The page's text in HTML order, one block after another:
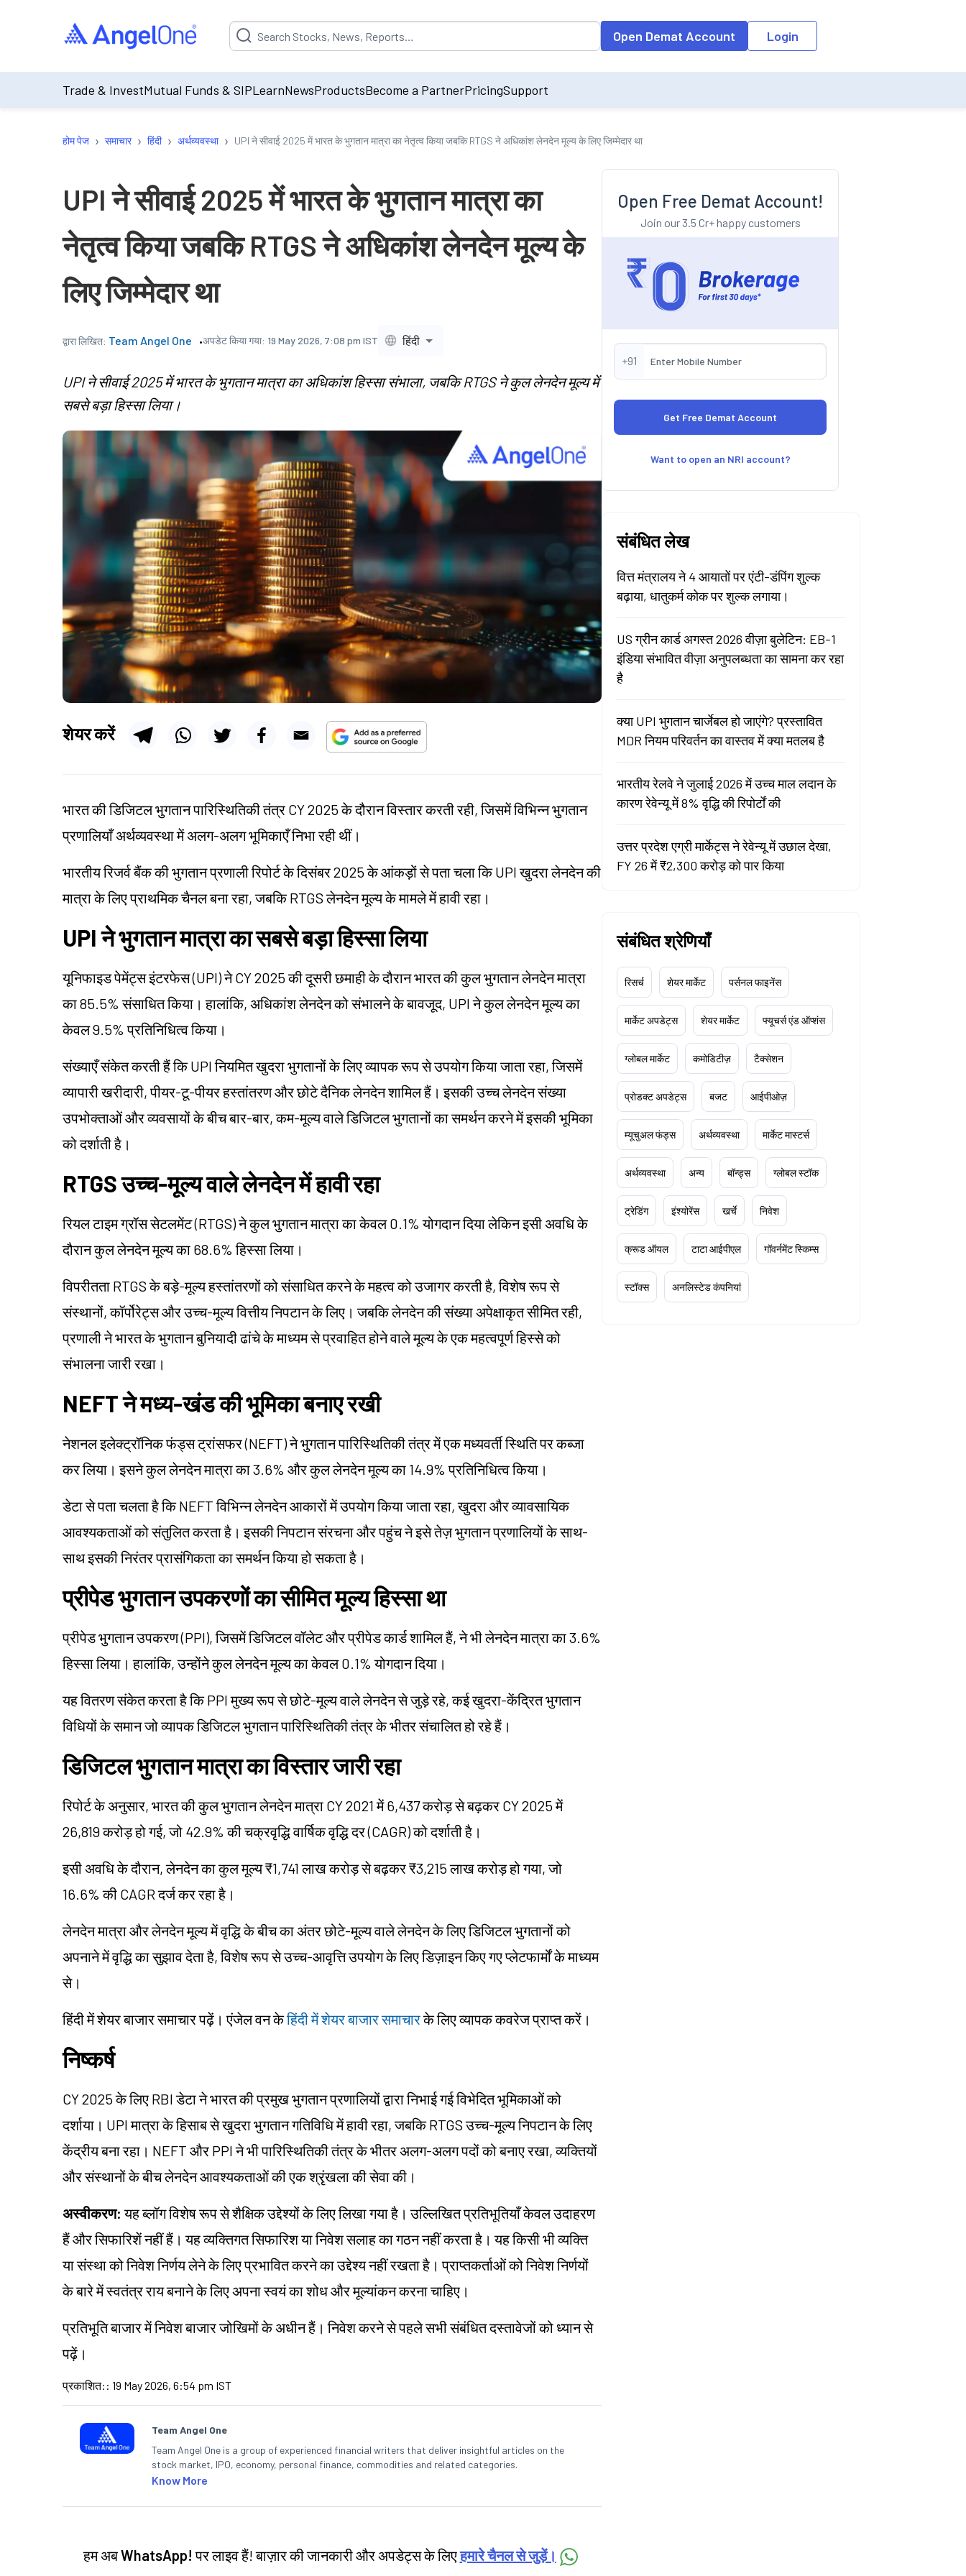
Suggestion will be populated by default on accessing the input field. On entering data into the input field, the suggestion list will be updated as per the
Open Demat Account Login
Trade & InvestMutual Funds & SIPLearnNewsProductsBecome a PartnerPricingSupport
होम पेज › समाचार › हिंदी › अर्थव्यवस्था › UPI ने सीवाई 2025 में भारत के भुगतान मात्रा का नेतृत्व किया जबकि RTGS ने अधिकांश लेनदेन मूल्य के लिए जिम्मेदार था
UPI ने सीवाई 2025 में भारत के भुगतान मात्रा का
नेतृत्व किया जबकि RTGS ने अधिकांश लेनदेन मूल्य के
लिए जिम्मेदार था
द्वारा लिखित: Team Angel One अपडेट किया गया: 19 May 2026, 7:08 pm IST हिंदी
UPI ने सीवाई 2025 में भारत के भुगतान मात्रा का अधिकांश हिस्सा संभाला, जबकि RTGS ने कुल लेनदेन मूल्य में
सबसे बड़ा हिस्सा लिया।
शेयर करें
भारत की डिजिटल भुगतान पारिस्थितिकी तंत्र CY 2025 के दौरान विस्तार करती रही, जिसमें विभिन्न भुगतान
प्रणालियाँ अर्थव्यवस्था में अलग-अलग भूमिकाएँ निभा रही थीं।
भारतीय रिजर्व बैंक की भुगतान प्रणाली रिपोर्ट के दिसंबर 2025 के आंकड़ों से पता चला कि UPI खुदरा लेनदेन की
मात्रा के लिए प्राथमिक चैनल बना रहा, जबकि RTGS लेनदेन मूल्य के मामले में हावी रहा।
UPI ने भुगतान मात्रा का सबसे बड़ा हिस्सा लिया
यूनिफाइड पेमेंट्स इंटरफेस (UPI) ने CY 2025 की दूसरी छमाही के दौरान भारत की कुल भुगतान लेनदेन मात्रा
का 85.5% संसाधित किया। हालांकि, अधिकांश लेनदेन को संभालने के बावजूद, UPI ने कुल लेनदेन मूल्य का
केवल 9.5% प्रतिनिधित्व किया।
संख्याएँ संकेत करती हैं कि UPI नियमित खुदरा भुगतानों के लिए व्यापक रूप से उपयोग किया जाता रहा, जिसमें
व्यापारी खरीदारी, पीयर-टू-पीयर हस्तांतरण और छोटे दैनिक लेनदेन शामिल हैं। इसकी उच्च लेनदेन संख्या
उपभोक्ताओं और व्यवसायों के बीच बार-बार, कम-मूल्य वाले डिजिटल भुगतानों का समर्थन करने में इसकी भूमिका
को दर्शाती है।
RTGS उच्च-मूल्य वाले लेनदेन में हावी रहा
रियल टाइम ग्रॉस सेटलमेंट (RTGS) ने कुल भुगतान मात्रा का केवल 0.1% योगदान दिया लेकिन इसी अवधि के
दौरान कुल लेनदेन मूल्य का 68.6% हिस्सा लिया।
विपरीतता RTGS के बड़े-मूल्य हस्तांतरणों को संसाधित करने के महत्व को उजागर करती है, विशेष रूप से
संस्थानों, कॉर्पोरेट्स और उच्च-मूल्य वित्तीय निपटान के लिए। जबकि लेनदेन की संख्या अपेक्षाकृत सीमित रही,
प्रणाली ने भारत के भुगतान बुनियादी ढांचे के माध्यम से प्रवाहित होने वाले मूल्य के एक महत्वपूर्ण हिस्से को
संभालना जारी रखा।
NEFT ने मध्य-खंड की भूमिका बनाए रखी
नेशनल इलेक्ट्रॉनिक फंड्स ट्रांसफर (NEFT) ने भुगतान पारिस्थितिकी तंत्र में एक मध्यवर्ती स्थिति पर कब्जा
कर लिया। इसने कुल लेनदेन मात्रा का 3.6% और कुल लेनदेन मूल्य का 14.9% प्रतिनिधित्व किया।
डेटा से पता चलता है कि NEFT विभिन्न लेनदेन आकारों में उपयोग किया जाता रहा, खुदरा और व्यावसायिक
आवश्यकताओं को संतुलित करता है। इसकी निपटान संरचना और पहुंच ने इसे तेज़ भुगतान प्रणालियों के साथ-
साथ इसकी निरंतर प्रासंगिकता का समर्थन किया हो सकता है।
प्रीपेड भुगतान उपकरणों का सीमित मूल्य हिस्सा था
प्रीपेड भुगतान उपकरण (PPI), जिसमें डिजिटल वॉलेट और प्रीपेड कार्ड शामिल हैं, ने भी लेनदेन मात्रा का 3.6%
हिस्सा लिया। हालांकि, उन्होंने कुल लेनदेन मूल्य का केवल 0.1% योगदान दिया।
यह वितरण संकेत करता है कि PPI मुख्य रूप से छोटे-मूल्य वाले लेनदेन से जुड़े रहे, कई खुदरा-केंद्रित भुगतान
विधियों के समान जो व्यापक डिजिटल भुगतान पारिस्थितिकी तंत्र के भीतर संचालित हो रहे हैं।
डिजिटल भुगतान मात्रा का विस्तार जारी रहा
रिपोर्ट के अनुसार, भारत की कुल भुगतान लेनदेन मात्रा CY 2021 में 6,437 करोड़ से बढ़कर CY 2025 में
26,819 करोड़ हो गई, जो 42.9% की चक्रवृद्धि वार्षिक वृद्धि दर (CAGR) को दर्शाती है।
इसी अवधि के दौरान, लेनदेन का कुल मूल्य ₹1,741 लाख करोड़ से बढ़कर ₹3,215 लाख करोड़ हो गया, जो
16.6% की CAGR दर्ज कर रहा है।
लेनदेन मात्रा और लेनदेन मूल्य में वृद्धि के बीच का अंतर छोटे-मूल्य वाले लेनदेन के लिए डिजिटल भुगतानों को
अपनाने में वृद्धि का सुझाव देता है, विशेष रूप से उच्च-आवृत्ति उपयोग के लिए डिज़ाइन किए गए प्लेटफार्मों के माध्यम
से।
हिंदी में शेयर बाजार समाचार पढ़ें। एंजेल वन केहिंदी में शेयर बाजार समाचारके लिए व्यापक कवरेज प्राप्त करें।
निष्कर्ष
CY 2025 के लिए RBI डेटा ने भारत की प्रमुख भुगतान प्रणालियों द्वारा निभाई गई विभेदित भूमिकाओं को
दर्शाया। UPI मात्रा के हिसाब से खुदरा भुगतान गतिविधि में हावी रहा, जबकि RTGS उच्च-मूल्य निपटान के लिए
केंद्रीय बना रहा। NEFT और PPI ने भी पारिस्थितिकी तंत्र के भीतर अलग-अलग पदों को बनाए रखा, व्यक्तियों
और संस्थानों के बीच लेनदेन आवश्यकताओं की एक श्रृंखला की सेवा की।
अस्वीकरण:यह ब्लॉग विशेष रूप से शैक्षिक उद्देश्यों के लिए लिखा गया है। उल्लिखित प्रतिभूतियाँ केवल उदाहरण
हैं और सिफारिशें नहीं हैं। यह व्यक्तिगत सिफारिश या निवेश सलाह का गठन नहीं करता है। यह किसी भी व्यक्ति
या संस्था को निवेश निर्णय लेने के लिए प्रभावित करने का उद्देश्य नहीं रखता है। प्राप्तकर्ताओं को निवेश निर्णयों
के बारे में स्वतंत्र राय बनाने के लिए अपना स्वयं का शोध और मूल्यांकन करना चाहिए।
प्रतिभूति बाजार में निवेश बाजार जोखिमों के अधीन हैं। निवेश करने से पहले सभी संबंधित दस्तावेजों को ध्यान से
पढ़ें।
प्रकाशित: : 19 May 2026, 6:54 pm IST
Team Angel One
Team Angel One is a group of experienced financial writers that deliver insightful articles on the
stock market, IPO, economy, personal finance, commodities and related categories.
Know More
हम अबWhatsApp! पर लाइव हैं! बाज़ार की जानकारी और अपडेट्स के लिएहमारे चैनल से जुड़ें।
Open Free Demat Account!
Join our 3.5 Cr+ happy customers
+91
Want to open an NRI account?
संबंधित लेख
वित्त मंत्रालय ने 4 आयातों पर एंटी-डंपिंग शुल्क
बढ़ाया, धातुकर्म कोक पर शुल्क लगाया।
US ग्रीन कार्ड अगस्त 2026 वीज़ा बुलेटिन: EB-1
इंडिया संभावित वीज़ा अनुपलब्धता का सामना कर रहा
है
क्या UPI भुगतान चार्जेबल हो जाएंगे? प्रस्तावित
MDR नियम परिवर्तन का वास्तव में क्या मतलब है
भारतीय रेलवे ने जुलाई 2026 में उच्च माल लदान के
कारण रेवेन्यू में 8% वृद्धि की रिपोर्टों की
उत्तर प्रदेश एग्री मार्केट्स ने रेवेन्यू में उछाल देखा,
FY 26 में ₹2,300 करोड़ को पार किया
संबंधित श्रेणियाँ
रिसर्च शेयर मार्केट पर्सनल फाइनेंस
मार्केट अपडेट्स शेयर मार्केट फ्यूचर्स एंड ऑप्शंस
ग्लोबल मार्केट कमोडिटीज़ टैक्सेशन
प्रोडक्ट अपडेट्स बजट आईपीओज़
म्यूचुअल फंड्स अर्थव्यवस्था मार्केट मास्टर्स
अर्थव्यवस्था अन्य बॉन्ड्स ग्लोबल स्टॉक
ट्रेडिंग इंश्योरेंस खर्चे निवेश
क्रूड ऑयल टाटा आईपीएल गॉवर्नमेंट स्किम्स
स्टॉक्स अनलिस्टेड कंपनियां